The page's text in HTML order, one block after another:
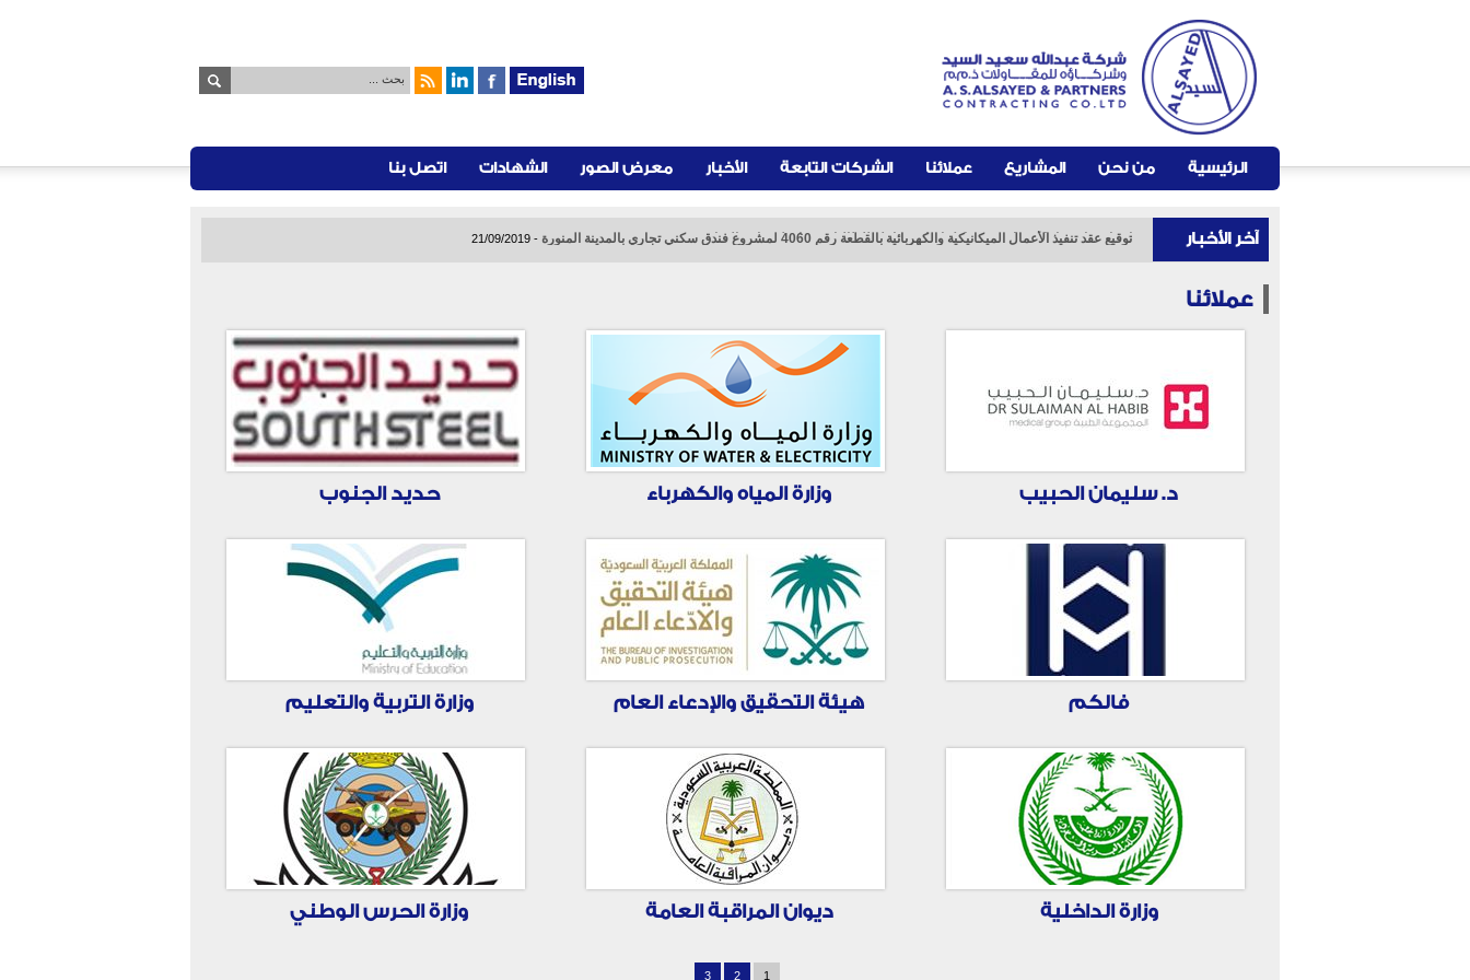
الرئيسية من نحن المشاريع عملائنا الشركات التابعة الأخبار معرض الصور الشهادات اتصل بنا
آخر الأخبار توقيع عقد تنفيذ الأعمال الميكانيكية والكهربائية بالقطعة رقم 4060 لمشروع فندق سكني تجاري بالمدينة المنورة -
21/09/2019 انشاء مبانى قاعات دراسية ومعامل اضافية عاجلة للطالبات محافظة (وادى الدواسر )-
03/09/2019
عملائنا
د. سليمان الحبيب وزارة المياه والكهرباء حديد الجنوب
فالكم هيئة التحقيق والإدعاء العام وزارة التربية والتعليم
وزارة الداخلية ديوان المراقبة العامة وزارة الحرس الوطني
1
2
3